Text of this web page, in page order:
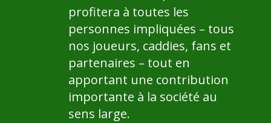
profitera à toutes les
personnes impliquées – tous
nos joueurs, caddies, fans et
partenaires – tout en
apportant une contribution
importante à la société au
sens large.